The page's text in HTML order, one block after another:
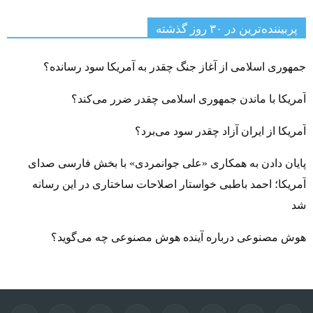
پربیننده‌ترین‌ در ۳۰ روز گذشته
جمهوری اسلامی از آغاز جنگ چقدر به آمریکا سود رسانده؟
آمریکا با ماندن جمهوری اسلامی چقدر ضرر می‌کند؟
آمریکا از ایران آزاد چقدر سود می‌برد؟
پایان دادن به همکاری «علی جوانمردی» با بخش فارسی صدای
آمریکا؛ احمد باطبی خواستار اصلاحات ساختاری در این رسانه
شد
هوش مصنوعی درباره آینده هوش مصنوعی چه می‌گوید؟